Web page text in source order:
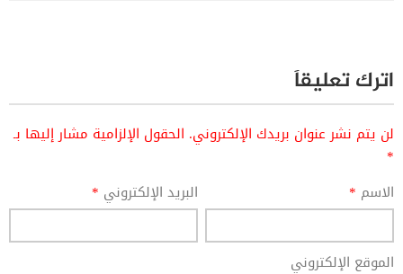
اترك تعليقاً
لن يتم نشر عنوان بريدك الإلكتروني. الحقول الإلزامية مشار إليها بـ
*
الاسم * البريد الإلكتروني *
الموقع الإلكتروني